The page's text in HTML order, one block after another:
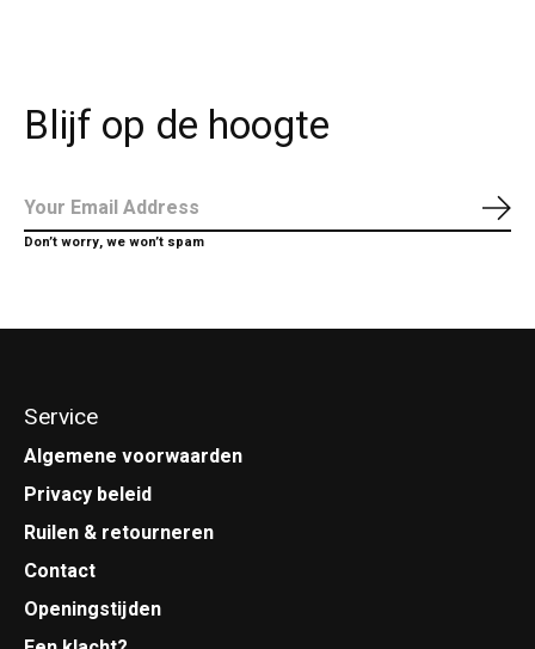
Blijf op de hoogte
Don’t worry, we won’t spam
Service
Algemene voorwaarden
Privacy beleid
Ruilen & retourneren
Contact
Openingstijden